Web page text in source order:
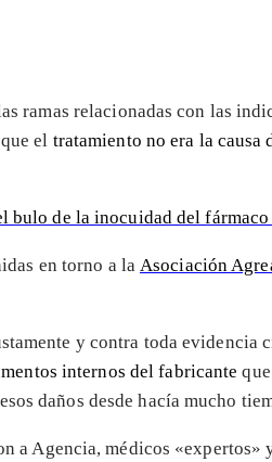
ramas relacionadas con las
el tratamiento no era la causa
bulo de la inocuidad del
en torno a laAsociación
y contra toda evidencia
internos del fabricante
daños desde hacía mucho
a Agencia, médicos «expertos»